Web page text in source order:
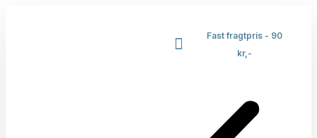
Fast fragtpris - 90
kr,-